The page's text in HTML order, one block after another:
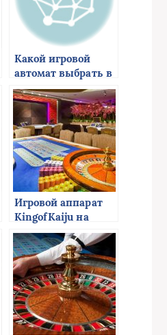
Какой игровой
автомат выбрать в
казино онлайн
Игровой аппарат
KingofKaiju на
реальные деньги